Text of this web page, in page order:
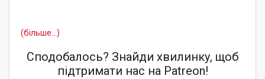
(більше…)
Сподобалось? Знайди хвилинку, щоб
підтримати нас на Patreon!